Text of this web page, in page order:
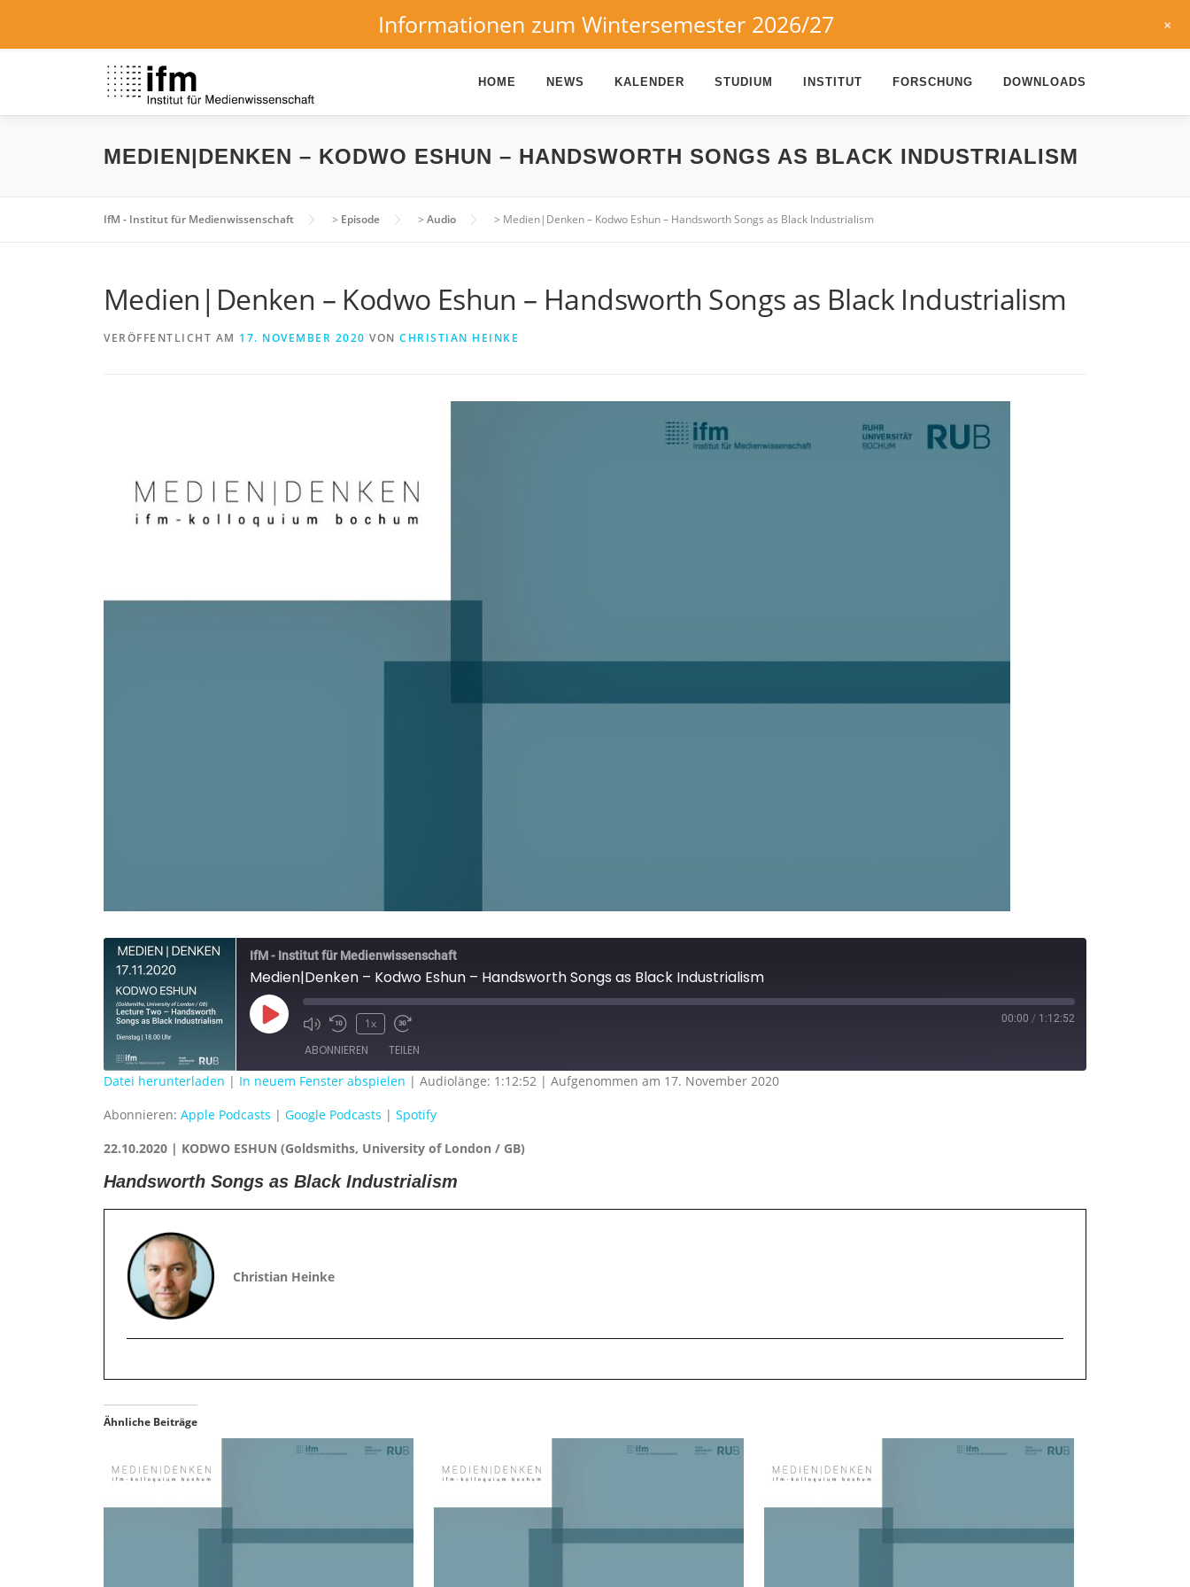
HOME NEWS KALENDER STUDIUM INSTITUT FORSCHUNG DOWNLOADS
MEDIEN|DENKEN – KODWO ESHUN – HANDSWORTH SONGS AS BLACK INDUSTRIALISM
IfM - Institut für Medienwissenschaft > Episode > Audio > Medien|Denken – Kodwo Eshun – Handsworth Songs as Black Industrialism
Medien|Denken – Kodwo Eshun – Handsworth Songs as Black Industrialism
VERÖFFENTLICHT AM 17. NOVEMBER 2020 VON CHRISTIAN HEINKE
IfM - Institut für Medienwissenschaft
Medien|Denken – Kodwo Eshun – Handsworth Songs as Black Industrialism
Play
Episode
1x 00:00 / 1:12:52
ABONNIEREN TEILEN
RSS FEED
TEILEN
LINK
EMBED
Datei herunterladen | In neuem Fenster abspielen | Audiolänge: 1:12:52 | Aufgenommen am 17. November 2020
Abonnieren: Apple Podcasts | Google Podcasts | Spotify
22.10.2020 | KODWO ESHUN (Goldsmiths, University of London / GB)
Handsworth Songs as Black Industrialism
Christian Heinke
Ähnliche Beiträge
Informationen zum Wintersemester 2026/27 +